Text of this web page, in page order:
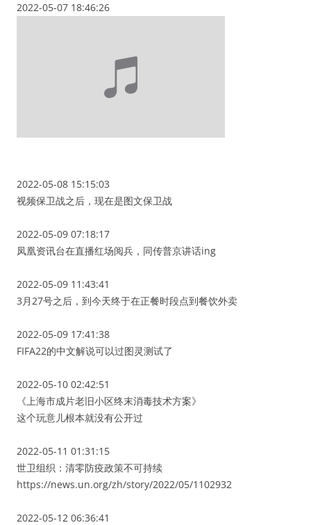
2022-05-07 18:46:26
2022-05-08 15:15:03
视频保卫战之后，现在是图文保卫战
2022-05-09 07:18:17
凤凰资讯台在直播红场阅兵，同传普京讲话ing
2022-05-09 11:43:41
3月27号之后，到今天终于在正餐时段点到餐饮外卖
2022-05-09 17:41:38
FIFA22的中文解说可以过图灵测试了
2022-05-10 02:42:51
《上海市成片老旧小区终末消毒技术方案》
这个玩意儿根本就没有公开过
2022-05-11 01:31:15
世卫组织：清零防疫政策不可持续
https://news.un.org/zh/story/2022/05/1102932
2022-05-12 06:36:41